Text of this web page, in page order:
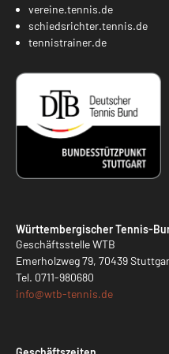
vereine.tennis.de
schiedsrichter.tennis.de
tennistrainer.de
Württembergischer Tennis-
Geschäftsstelle WTB
Emerholzweg 79, 70439
Tel. 0711-980680
info@wtb-tennis.de